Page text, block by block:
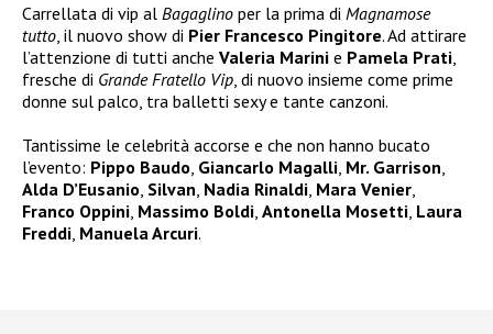
Carrellata di vip al Bagaglino per la prima di Magnamose
tutto , il nuovo show di Pier Francesco Pingitore. Ad attirare
l’attenzione di tutti anche Valeria Marini e Pamela Prati
fresche di Grande Fratello Vip , di nuovo insieme come prime
donne sul palco, tra balletti sexy e tante canzoni.
Tantissime le celebrità accorse e che non hanno bucato
l’evento: Pippo Baudo Giancarlo Magalli Mr. Garrison
Alda D’Eusanio Silvan Nadia Rinaldi Mara Venier
Franco Oppini Massimo Boldi Antonella Mosetti Laura
Freddi Manuela Arcuri.